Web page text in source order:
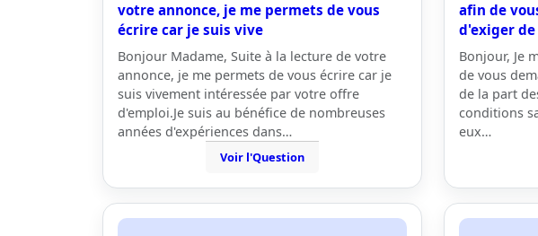
votre annonce, je me permets de vous
écrire car je suis vive
Bonjour Madame, Suite à la lecture de votre
annonce, je me permets de vous écrire car je
suis vivement intéressée par votre offre
d'emploi.Je suis au bénéfice de nombreuses
années d'expériences dans…
Voir l'Question
afin de
d'exiger de
Bonjour, Je
de vous
de la part
conditions
eux…